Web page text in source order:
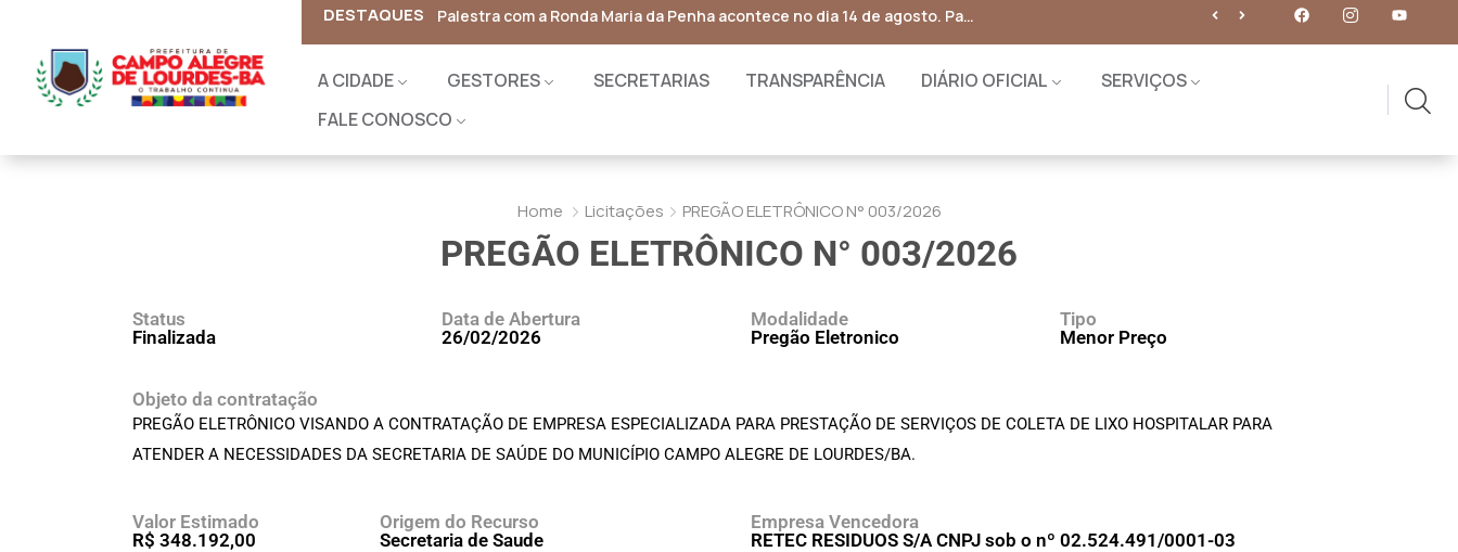
DESTAQUES Palestra com a Ronda Maria da Penha acontece no dia 14 de agosto. Participe!
A CIDADE GESTORES SECRETARIAS TRANSPARÊNCIA DIÁRIO OFICIAL
SERVIÇOS
FALE CONOSCO
Home Licitações PREGÃO ELETRÔNICO N° 003/2026
PREGÃO ELETRÔNICO N° 003/2026
Status
Finalizada
Data de Abertura
26/02/2026
Modalidade
Pregão Eletronico
Tipo
Menor Preço
Objeto da contratação
PREGÃO ELETRÔNICO VISANDO A CONTRATAÇÃO DE EMPRESA ESPECIALIZADA PARA PRESTAÇÃO DE SERVIÇOS DE COLETA DE LIXO HOSPITALAR PARA
ATENDER A NECESSIDADES DA SECRETARIA DE SAÚDE DO MUNICÍPIO CAMPO ALEGRE DE LOURDES/BA.
Valor Estimado
R$ 348.192,00
Origem do Recurso
Secretaria de Saude
Empresa Vencedora
RETEC RESIDUOS S/A CNPJ sob o nº 02.524.491/0001-03